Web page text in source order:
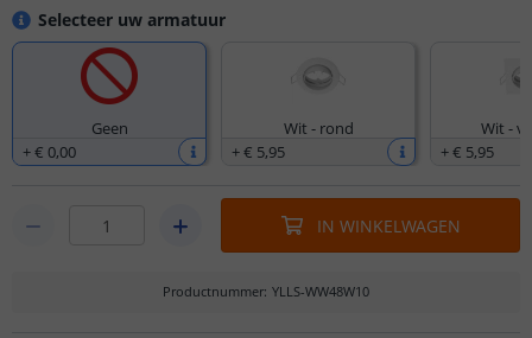
Selecteer uw armatuur
Geen
+€ 0,00
Wit - rond
+€ 5,95
Wit -
+€ 5,95
IN WINKELWAGEN
Productnummer: YLLS-WW48W10